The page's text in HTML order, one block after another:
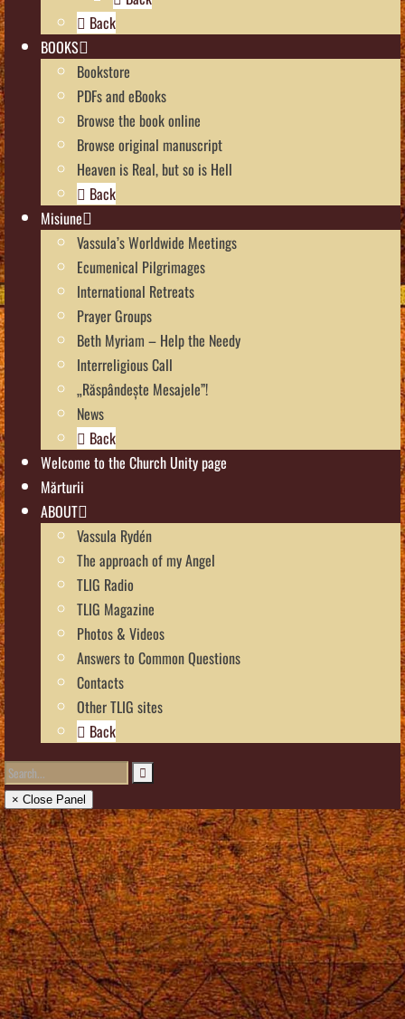
Back
BOOKS
Bookstore
PDFs and eBooks
Browse the book online
Browse original manuscript
Heaven is Real, but so is Hell
Back
Misiune
Vassula’s Worldwide Meetings
Ecumenical Pilgrimages
International Retreats
Prayer Groups
Beth Myriam – Help the Needy
Interreligious Call
„Răspândește Mesajele”!
News
Back
Welcome to the Church Unity page
Mărturii
ABOUT
Vassula Rydén
The approach of my Angel
TLIG Radio
TLIG Magazine
Photos & Videos
Answers to Common Questions
Contacts
Other TLIG sites
Back
× Close Panel